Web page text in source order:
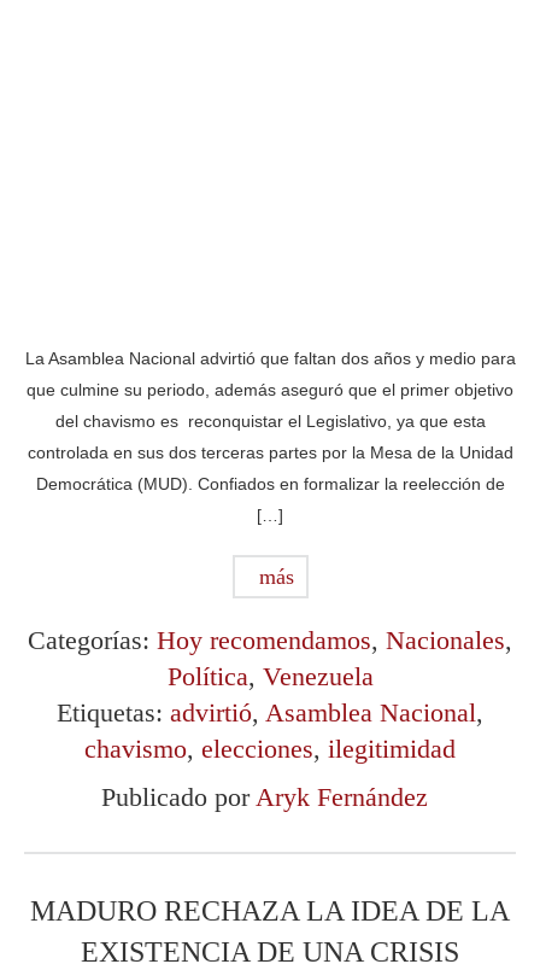
La Asamblea Nacional advirtió que faltan dos años y medio para
que culmine su periodo, además aseguró que el primer objetivo
del chavismo es reconquistar el Legislativo, ya que esta
controlada en sus dos terceras partes por la Mesa de la Unidad
Democrática (MUD). Confiados en formalizar la reelección de
[…]
más
Categorías: Hoy recomendamos, Nacionales,
Política, Venezuela
Etiquetas: advirtió, Asamblea Nacional,
chavismo, elecciones, ilegitimidad
Publicado porAryk Fernández
MADURO RECHAZA LA IDEA DE LA
EXISTENCIA DE UNA CRISIS